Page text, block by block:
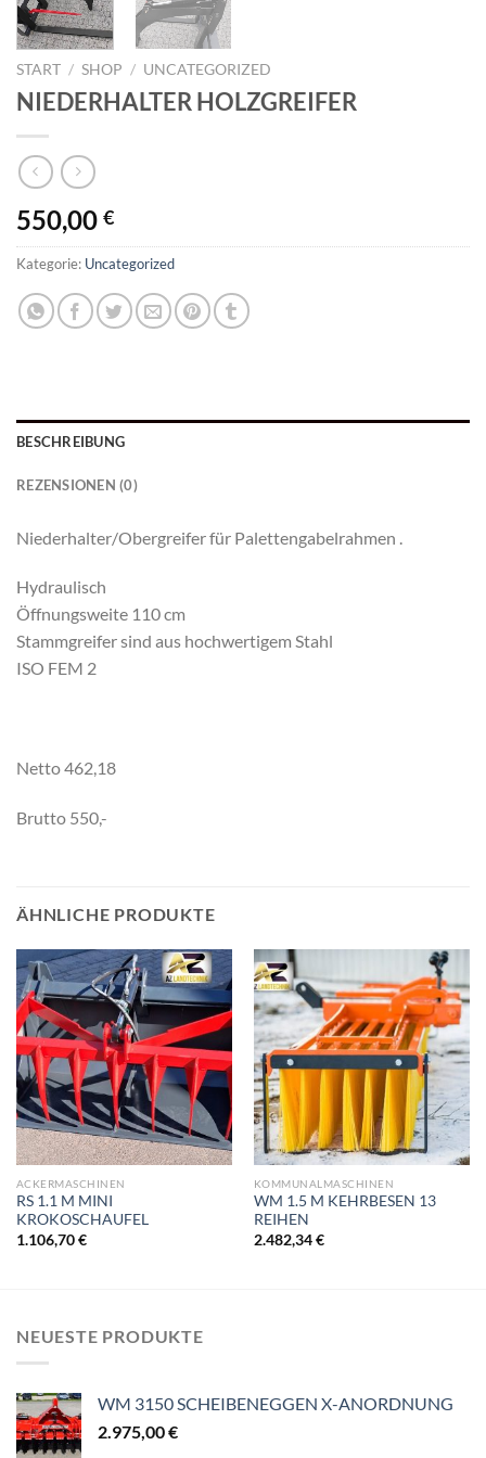
START / SHOP / UNCATEGORIZED
NIEDERHALTER HOLZGREIFER
550,00 €
Kategorie: Uncategorized
BESCHREIBUNG
REZENSIONEN (0)
Niederhalter/Obergreifer für Palettengabelrahmen .
Hydraulisch
Öffnungsweite 110 cm
Stammgreifer sind aus hochwertigem Stahl
ISO FEM 2
Netto 462,18
Brutto 550,-
ÄHNLICHE PRODUKTE
ACKERMASCHINEN
RS 1.1 M MINI
KROKOSCHAUFEL
1.106,70€
KOMMUNALMASCHINEN
WM 1.5 M KEHRBESEN 13
REIHEN
2.482,34€
NEUESTE PRODUKTE
WM 3150 SCHEIBENEGGEN X-ANORDNUNG
2.975,00€